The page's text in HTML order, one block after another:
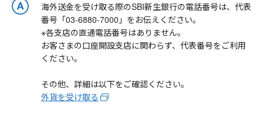
海外送金を受け取る際のSBI新生銀行の電話番号は、代表
番号「03-6880-7000」をお伝えください。
※各支店の直通電話番号はありません。
お客さまの口座開設支店に関わらず、代表番号をご利用
ください。
その他、詳細は以下をご確認ください。
外貨を受け取る